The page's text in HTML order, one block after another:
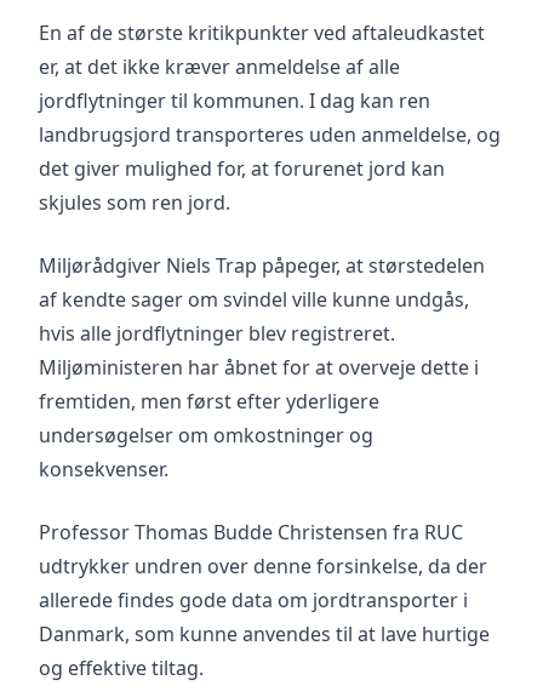
En af de største kritikpunkter ved aftaleudkastet
er, at det ikke kræver anmeldelse af alle
jordflytninger til kommunen. I dag kan ren
landbrugsjord transporteres uden anmeldelse, og
det giver mulighed for, at forurenet jord kan
skjules som ren jord.
Miljørådgiver Niels Trap påpeger, at størstedelen
af kendte sager om svindel ville kunne undgås,
hvis alle jordflytninger blev registreret.
Miljøministeren har åbnet for at overveje dette i
fremtiden, men først efter yderligere
undersøgelser om omkostninger og
konsekvenser.
Professor Thomas Budde Christensen fra RUC
udtrykker undren over denne forsinkelse, da der
allerede findes gode data om jordtransporter i
Danmark, som kunne anvendes til at lave hurtige
og effektive tiltag.